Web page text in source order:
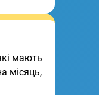
мають
місяць,